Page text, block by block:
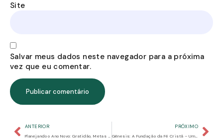
Site
Salvar meus dados neste navegador para a próxima
vez que eu comentar.
ANTERIOR
Planejando o Ano Novo: Gratidão, Metas e Esperança
PRÓXIMO
Gênesis: A Fundação da Fé Cristã – Um Guia para Pais na Instrução de Seus Filhos